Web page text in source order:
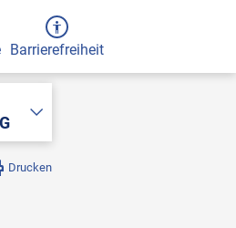
Barrierefreiheit
Drucken